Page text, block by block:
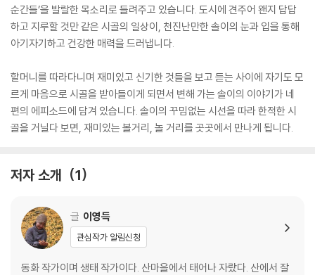
순간들’을 발랄한 목소리로 들려주고 있습니다. 도시에 견주어 왠지 답답
하고 지루할 것만 같은 시골의 일상이, 천진난만한 솔이의 눈과 입을 통해
아기자기하고 건강한 매력을 드러냅니다.
할머니를 따라다니며 재미있고 신기한 것들을 보고 듣는 사이에 자기도 모
르게 마음으로 시골을 받아들이게 되면서 변해 가는 솔이의 이야기가 네
편의 에피소드에 담겨 있습니다. 솔이의 꾸밈없는 시선을 따라 한적한 시
골을 거닐다 보면, 재미있는 볼거리, 놀 거리를 곳곳에서 만나게 됩니다.
저자 소개 1
글 이영득
관심작가 알림신청
동화 작가이며 생태 작가이다. 산마을에서 태어나 자랐다. 산에서 잘